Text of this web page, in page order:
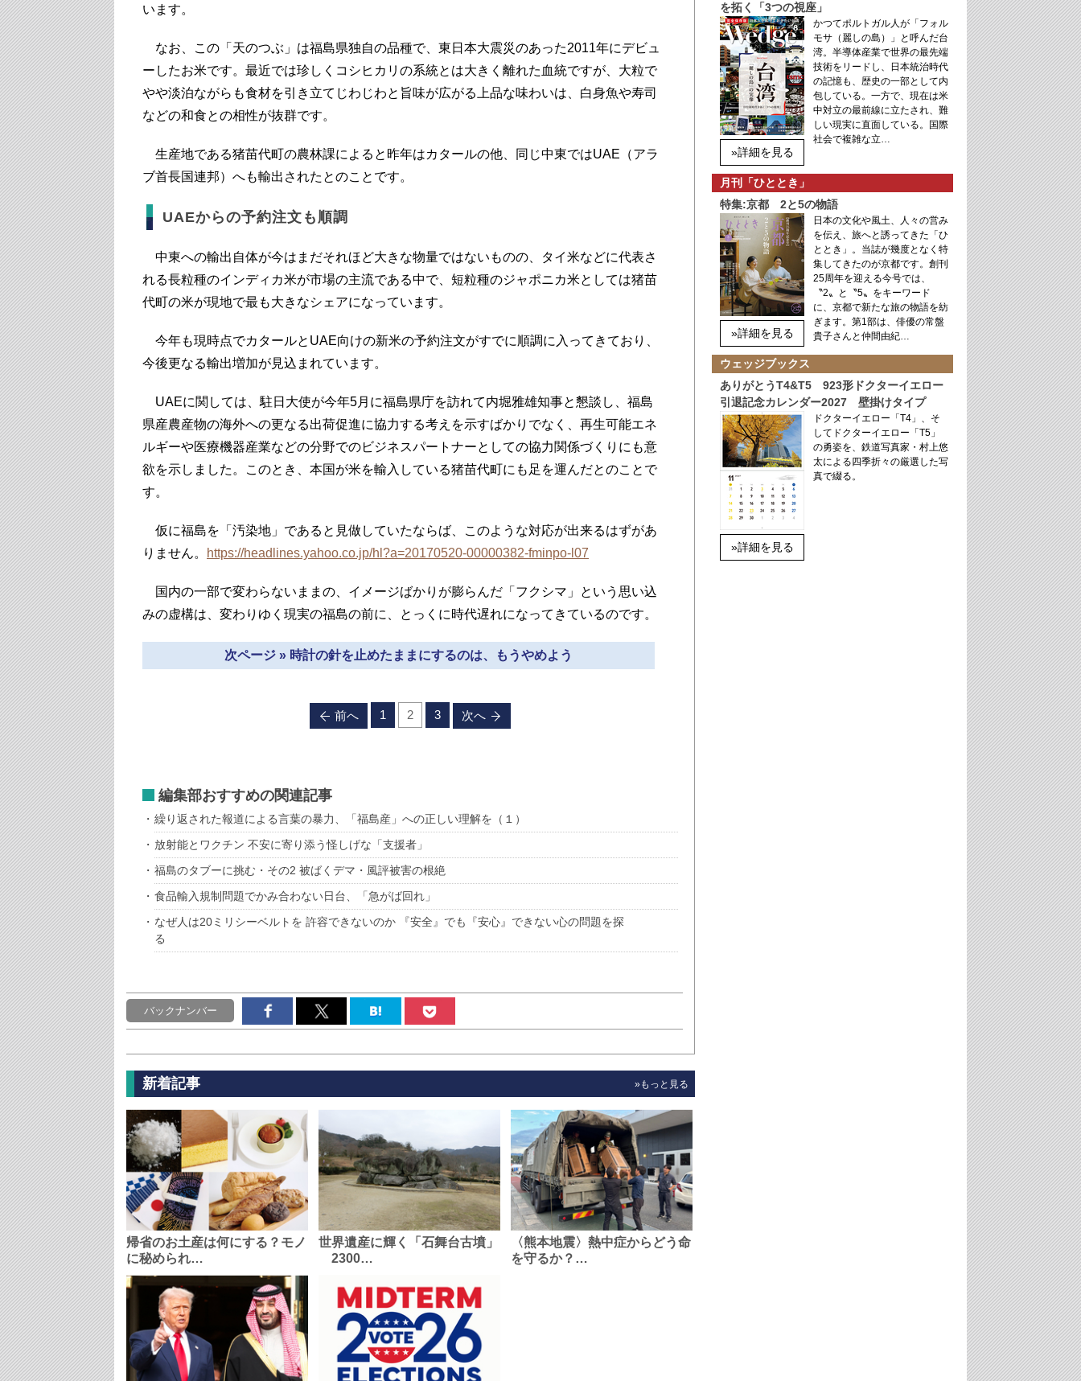
います。
なお、この「天のつぶ」は福島県独自の品種で、東日本大震災のあった2011年にデビュ
ーしたお米です。最近では珍しくコシヒカリの系統とは大きく離れた血統ですが、大粒で
やや淡泊ながらも食材を引き立てじわじわと旨味が広がる上品な味わいは、白身魚や寿司
などの和食との相性が抜群です。
生産地である猪苗代町の農林課によると昨年はカタールの他、同じ中東ではUAE（アラ
ブ首長国連邦）へも輸出されたとのことです。
UAEからの予約注文も順調
中東への輸出自体が今はまだそれほど大きな物量ではないものの、タイ米などに代表さ
れる長粒種のインディカ米が市場の主流である中で、短粒種のジャポニカ米としては猪苗
代町の米が現地で最も大きなシェアになっています。
今年も現時点でカタールとUAE向けの新米の予約注文がすでに順調に入ってきており、
今後更なる輸出増加が見込まれています。
UAEに関しては、駐日大使が今年5月に福島県庁を訪れて内堀雅雄知事と懇談し、福島
県産農産物の海外への更なる出荷促進に協力する考えを示すばかりでなく、再生可能エネ
ルギーや医療機器産業などの分野でのビジネスパートナーとしての協力関係づくりにも意
欲を示しました。このとき、本国が米を輸入している猪苗代町にも足を運んだとのことで
す。
仮に福島を「汚染地」であると見做していたならば、このような対応が出来るはずがあ
りません。
https://headlines.yahoo.co.jp/hl?a=20170520-00000382-fminpo-l07
国内の一部で変わらないままの、イメージばかりが膨らんだ「フクシマ」という思い込
みの虚構は、変わりゆく現実の福島の前に、とっくに時代遅れになってきているのです。
次ページ » 時計の針を止めたままにするのは、もうやめよう
前へ 1 2 3 次へ
編集部おすすめの関連記事
繰り返された報道による言葉の暴力、「福島産」への正しい理解を（１）
放射能とワクチン 不安に寄り添う怪しげな「支援者」
福島のタブーに挑む・その2 被ばくデマ・風評被害の根絶
食品輸入規制問題でかみ合わない日台、「急がば回れ」
なぜ人は20ミリシーベルトを 許容できないのか 『安全』でも『安心』できない心の問題を探
る
バックナンバー
新着記事 »もっと見る
帰省のお土産は何にする？モノ
に秘められ…
世界遺産に輝く「石舞台古墳」
2300…
〈熊本地震〉熱中症からどう命
を守るか？…
を拓く「3つの視座」
»詳細を見る
かつてポルトガル人が「フォル
モサ（麗しの島）」と呼んだ台
湾。半導体産業で世界の最先端
技術をリードし、日本統治時代
の記憶も、歴史の一部として内
包している。一方で、現在は米
中対立の最前線に立たされ、難
しい現実に直面している。国際
社会で複雑な立…
月刊「ひととき」
特集:京都 2と5の物語
»詳細を見る
日本の文化や風土、人々の営み
を伝え、旅へと誘ってきた「ひ
ととき」。当誌が幾度となく特
集してきたのが京都です。創刊
25周年を迎える今号では、
〝2〟と〝5〟をキーワード
に、京都で新たな旅の物語を紡
ぎます。第1部は、俳優の常盤
貴子さんと仲間由紀…
ウェッジブックス
ありがとうT4&T5 923形ドクターイエロー
引退記念カレンダー2027 壁掛けタイプ
»詳細を見る
ドクターイエロー「T4」、そ
してドクターイエロー「T5」
の勇姿を、鉄道写真家・村上悠
太による四季折々の厳選した写
真で綴る。